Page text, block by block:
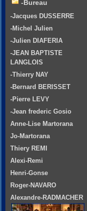
-Bureau
-Jacques DUSSERRE
-Michel Julien
-Julien DIAFERIA
-JEAN BAPTISTE
LANGLOIS
-Thierry NAY
-Bernard BERISSET
-Pierre LEVY
-Jean frederic Gosio
Anne-Lise Martorana
Jo-Martorana
Thiery REMI
Alexi-Remi
Henri-Gonse
Roger-NAVARO
Alexandre-RADMACHER